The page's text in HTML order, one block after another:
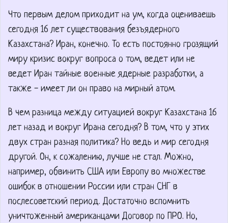
Что первым делом приходит на ум, когда оцениваешь
сегодня 16 лет существования безъядерного
Казахстана? Иран, конечно. То есть постоянно грозящий
миру кризис вокруг вопроса о том, ведет или не
ведет Иран тайные военные ядерные разработки, а
также - имеет ли он право на мирный атом.
В чем разница между ситуацией вокруг Казахстана 16
лет назад и вокруг Ирана сегодня? В том, что у этих
двух стран разная политика? Но ведь и мир сегодня
другой. Он, к сожалению, лучше не стал. Можно,
например, обвинить США или Европу во множестве
ошибок в отношении России или стран СНГ в
послесоветский период. Достаточно вспомнить
уничтоженный американцами Договор по ПРО. Но,